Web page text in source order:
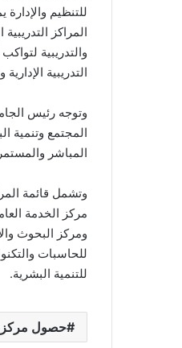
للتنظيم
والتدريبية
التدريبية
وتوجه رئيس
المجتمع وتنمية
المباشر
وتشمل قائمة
مركز الخدمة
ومركز البحوث
للحاسبات
للتنمية البشرية.
حصول مركزي